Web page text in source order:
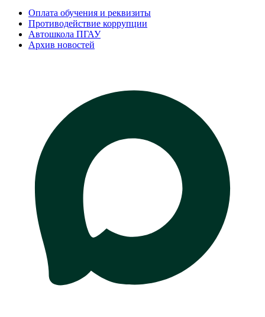
Оплата обучения и реквизиты
Противодействие коррупции
Автошкола ПГАУ
Архив новостей